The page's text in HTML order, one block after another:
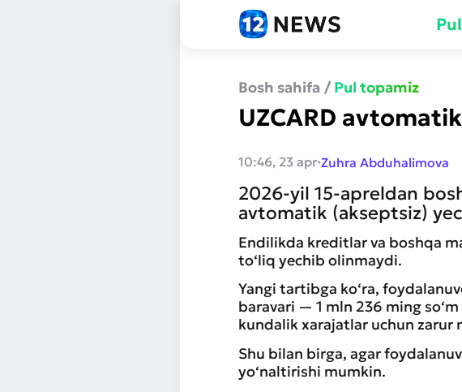
Bosh sahifa / Pul topamiz
UZCARD
10:46, 23 apr·Zuhra Abduhalimova
2026-yil 15-apreldan
avtomatik (akseptsiz)
Endilikda kreditlar va boshqa
to‘liq yechib olinmaydi.
Yangi tartibga ko‘ra,
baravari — 1 mln 236 ming
kundalik xarajatlar uchun
Shu bilan birga, agar
yo‘naltirishi mumkin.